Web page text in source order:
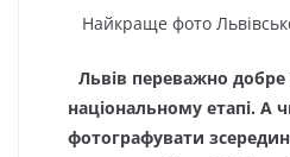
Найкраще фото
Львів переважно
національному етапі. А
фотографувати